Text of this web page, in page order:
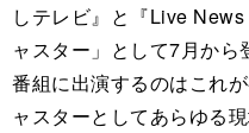
しテレビ』と『Live
ャスター」として7月か
番組に出演するのはこれ
ャスターとしてあらゆる